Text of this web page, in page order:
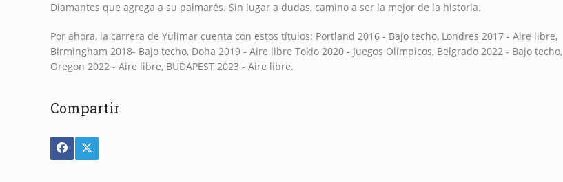
Diamantes que agrega a su palmarés. Sin lugar a dudas, camino a ser la mejor de la historia.
Por ahora, la carrera de Yulimar cuenta con estos títulos: Portland 2016 - Bajo techo, Londres 2017 - Aire libre,
Birmingham 2018- Bajo techo, Doha 2019 - Aire libre Tokio 2020 - Juegos Olímpicos, Belgrado 2022 - Bajo techo,
Oregon 2022 - Aire libre, BUDAPEST 2023 - Aire libre.
Compartir